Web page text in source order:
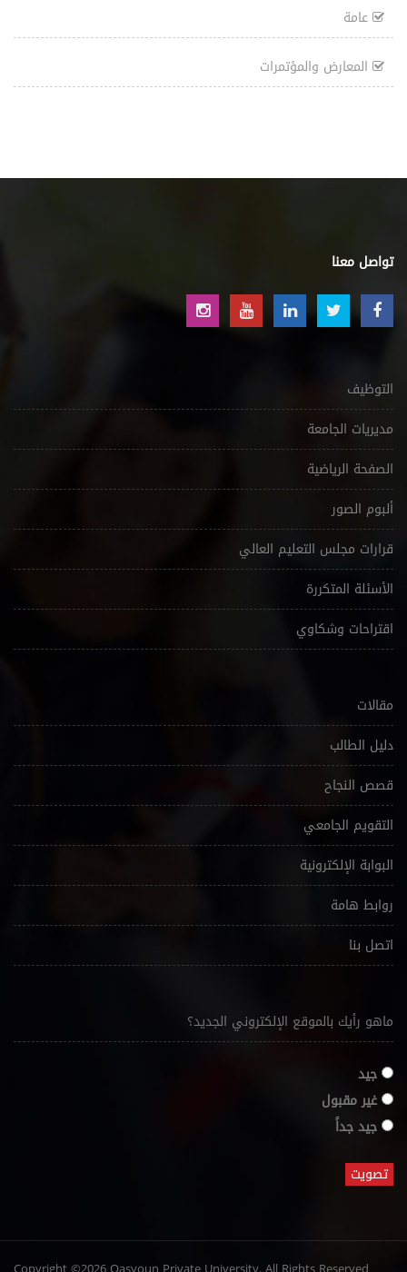
عامة
المعارض والمؤتمرات
تواصل معنا
التوظيف
مديريات الجامعة
الصفحة الرياضية
ألبوم الصور
قرارات مجلس التعليم العالي
الأسئلة المتكررة
اقتراحات وشكاوي
مقالات
دليل الطالب
قصص النجاح
التقويم الجامعي
البوابة الإلكترونية
روابط هامة
اتصل بنا
ماهو رأيك بالموقع الإلكتروني الجديد؟
جيد
غير مقبول
جيد جداً